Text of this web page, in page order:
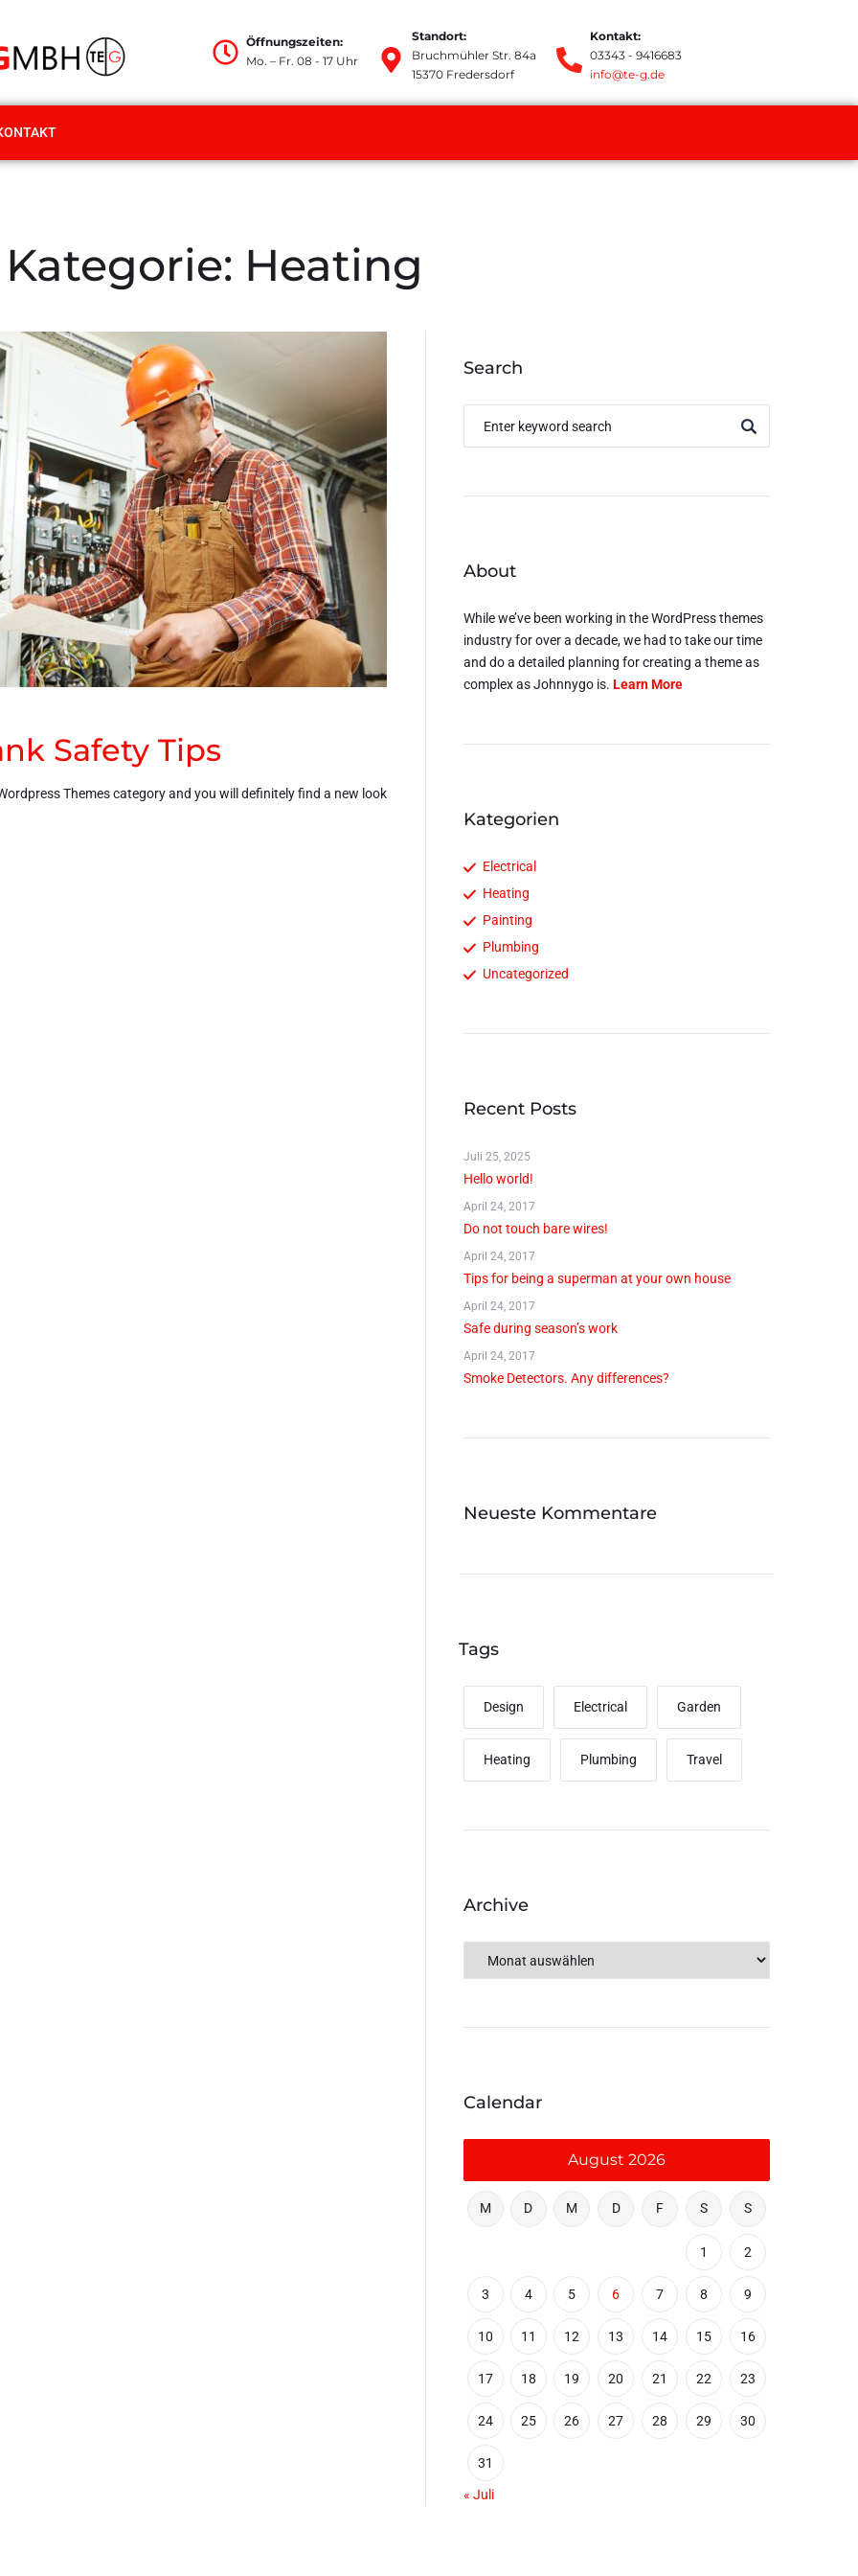
Öffnungszeiten:
Mo. – Fr. 08 - 17 Uhr
Standort:
Bruchmühler Str. 84a
15370 Fredersdorf
Kontakt:
03343 - 9416683
info@te-g.de
Kategorie: Heating
Safety Tips
Themes category and you will definitely find a new look
Search
About
While we’ve been working in the WordPress themes
industry for over a decade, we had to take our time
and do a detailed planning for creating a theme as
complex as Johnnygo is. Learn More
Kategorien
Electrical
Heating
Painting
Plumbing
Uncategorized
Recent Posts
Hello world!
Juli 25, 2025
Do not touch bare wires!
April 24, 2017
Tips for being a superman at your own house
April 24, 2017
Safe during season’s work
April 24, 2017
Smoke Detectors. Any differences?
April 24, 2017
Neueste Kommentare
Tags
Design Electrical Garden
Heating Plumbing Travel
Archive
Calendar
August 2026
M D M D F S S
1 2
3 4 5 6 7 8 9
10 11 12 13 14 15 16
17 18 19 20 21 22 23
24 25 26 27 28 29 30
31
« Juli